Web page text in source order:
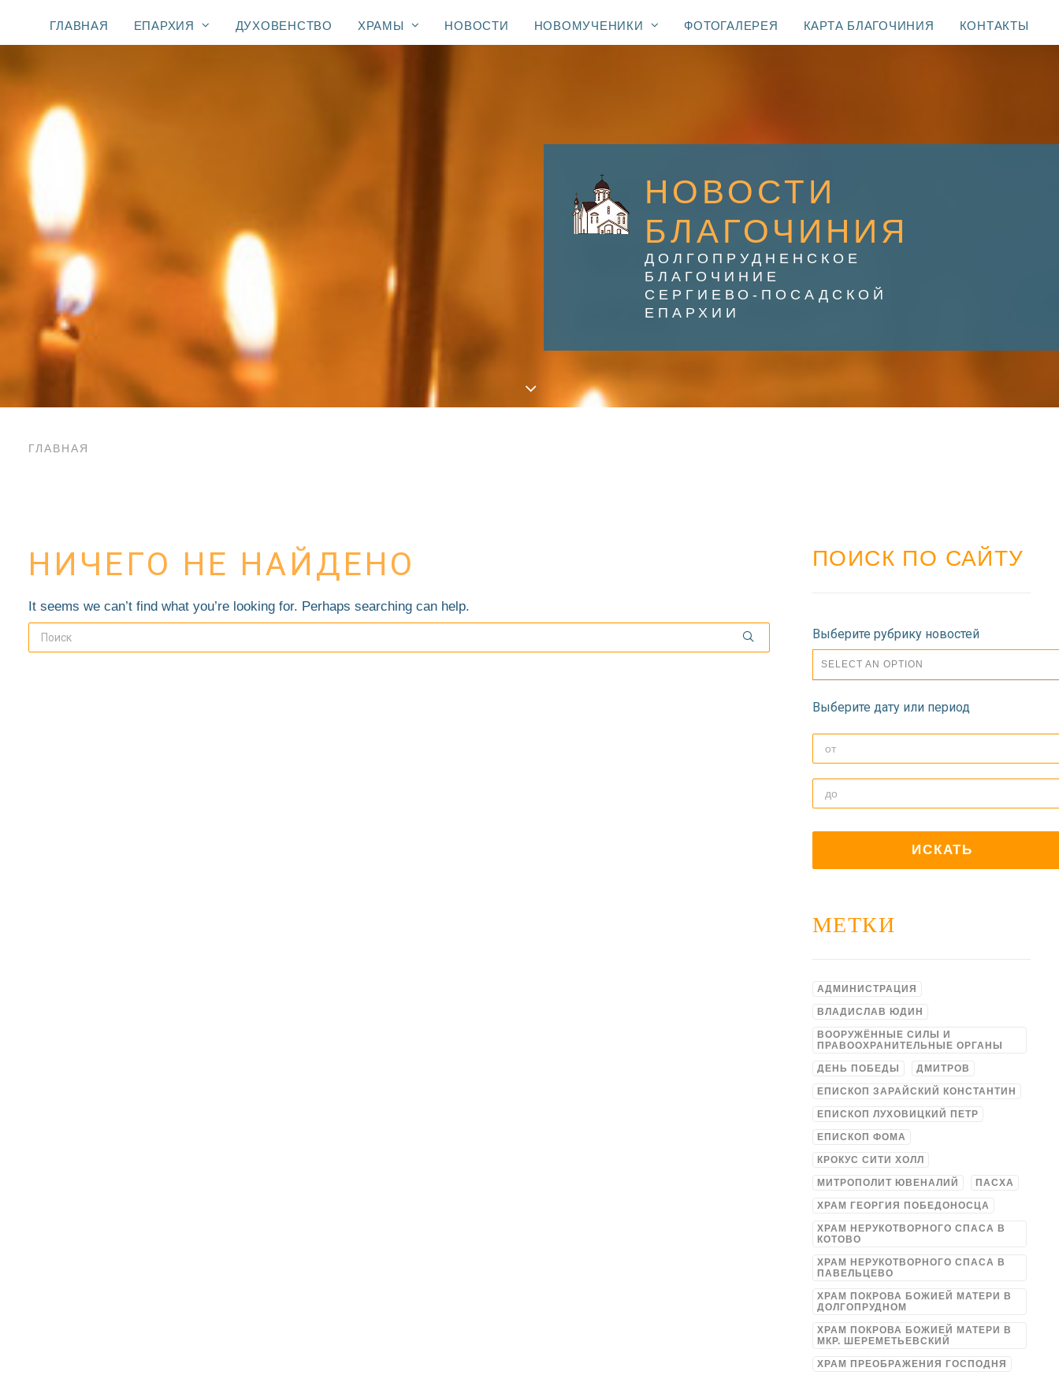
ГЛАВНАЯ ЕПАРХИЯ ДУХОВЕНСТВО ХРАМЫ НОВОСТИ НОВОМУЧЕНИКИ ФОТОГАЛЕРЕЯ КАРТА БЛАГОЧИНИЯ КОНТАКТЫ
НОВОСТИ
БЛАГОЧИНИЯ
ДОЛГОПРУДНЕНСКОЕ
БЛАГОЧИНИЕ
СЕРГИЕВО-ПОСАДСКОЙ
ЕПАРХИИ
ГЛАВНАЯ
НИЧЕГО НЕ НАЙДЕНО
It seems we can’t find what you’re looking for. Perhaps searching can help.
ПОИСК ПО САЙТУ
Выберите рубрику новостей
SELECT AN OPTION
Выберите дату или период
МЕТКИ
АДМИНИСТРАЦИЯ
ВЛАДИСЛАВ ЮДИН
ВООРУЖЁННЫЕ СИЛЫ И
ПРАВООХРАНИТЕЛЬНЫЕ ОРГАНЫ
ДЕНЬ ПОБЕДЫ ДМИТРОВ
ЕПИСКОП ЗАРАЙСКИЙ КОНСТАНТИН
ЕПИСКОП ЛУХОВИЦКИЙ ПЕТР
ЕПИСКОП ФОМА
КРОКУС СИТИ ХОЛЛ
МИТРОПОЛИТ ЮВЕНАЛИЙ ПАСХА
ХРАМ ГЕОРГИЯ ПОБЕДОНОСЦА
ХРАМ НЕРУКОТВОРНОГО СПАСА В
КОТОВО
ХРАМ НЕРУКОТВОРНОГО СПАСА В
ПАВЕЛЬЦЕВО
ХРАМ ПОКРОВА БОЖИЕЙ МАТЕРИ В
ДОЛГОПРУДНОМ
ХРАМ ПОКРОВА БОЖИЕЙ МАТЕРИ В
МКР. ШЕРЕМЕТЬЕВСКИЙ
ХРАМ ПРЕОБРАЖЕНИЯ ГОСПОДНЯ